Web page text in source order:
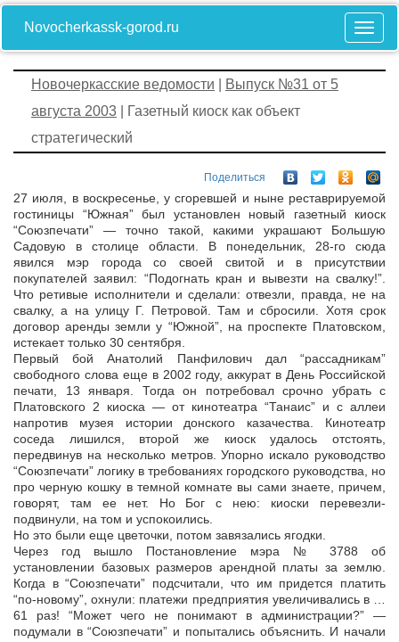
Novocherkassk-gorod.ru
Новочеркасские ведомости
Выпуск №31 от 5
августа 2003 | Газетный киоск как объект
стратегический
Поделиться
27 июля, в воскресенье, у сгоревшей и ныне реставрируемой
гостиницы “Южная” был установлен новый газетный киоск
“Союзпечати” — точно такой, какими украшают Большую
Садовую в столице области. В понедельник, 28-го сюда
явился мэр города со своей свитой и в присутствии
покупателей заявил: “Подогнать кран и вывезти на свалку!”.
Что ретивые исполнители и сделали: отвезли, правда, не на
свалку, а на улицу Г. Петровой. Там и сбросили. Хотя срок
договор аренды земли у “Южной”, на проспекте Платовском,
истекает только 30 сентября.
Первый бой Анатолий Панфилович дал “рассадникам”
свободного слова еще в 2002 году, аккурат в День Российской
печати, 13 января. Тогда он потребовал срочно убрать с
Платовского 2 киоска — от кинотеатра “Танаис” и с аллеи
напротив музея истории донского казачества. Кинотеатр
соседа лишился, второй же киоск удалось отстоять,
передвинув на несколько метров. Упорно искало руководство
“Союзпечати” логику в требованиях городского руководства, но
про черную кошку в темной комнате вы сами знаете, причем,
говорят, там ее нет. Но Бог с нею: киоски перевезли-
подвинули, на том и успокоились.
Но это были еще цветочки, потом завязались ягодки.
Через год вышло Постановление мэра № 3788 об
установлении базовых размеров арендной платы за землю.
Когда в “Союзпечати” подсчитали, что им придется платить
“по-новому”, охнули: платежи предприятия увеличивались в …
61 раз! “Может чего не понимают в администрации?” —
подумали в “Союзпечати” и попытались объяснить. И начали